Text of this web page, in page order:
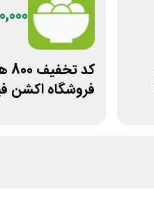
فروشگاه اکشن